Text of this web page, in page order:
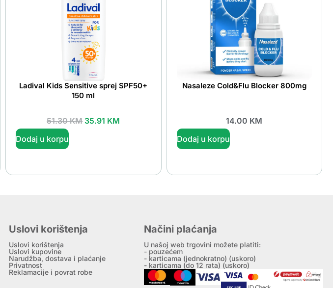
Ladival Kids Sensitive sprej SPF50+
150 ml
51.30KM 35.91 KM
Dodaj u korpu
Nasaleze Cold&Flu Blocker 800mg
14.00 KM
Dodaj u korpu
Uslovi korištenja
Uslovi korištenja
Uslovi kupovine
Narudžba, dostava i plaćanje
Privatnost
Reklamacije i povrat robe
Načini plaćanja
U našoj web trgovini možete platiti:
- pouzećem
- karticama (jednokratno) (uskoro)
- karticama (do 12 rata) (uskoro)